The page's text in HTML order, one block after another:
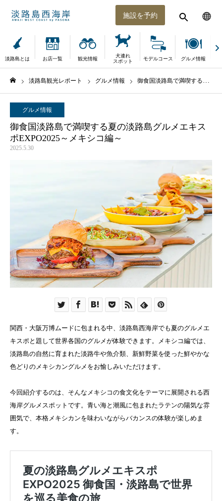
施設を予約
淡路島とは お店一覧 観光情報
犬連れ
スポット
モデルコース グルメ情報
淡路島観光レポート グルメ情報 御食国淡路島で満喫する夏の淡路島グルメエキスポEXPO2025～メキシコ編～
グルメ情報
御食国淡路島で満喫する夏の淡路島グルメエキス
ポEXPO2025～メキシコ編～
2025.5.30
関西・大阪万博ムードに包まれる中、淡路島西海岸でも夏のグルメエ
キスポと題して世界各国のグルメが体験できます。メキシコ編では、
淡路島の自然に育まれた淡路牛や魚介類、新鮮野菜を使った鮮やかな
色どりのメキシカングルメをお愉しみいただけます。
今回紹介するのは、そんなメキシコの食文化をテーマに展開される西
海岸グルメスポットです。青い海と潮風に包まれたラテンの陽気な雰
囲気で、本格メキシカンを味わいながらバカンスの体験が楽しめま
す。